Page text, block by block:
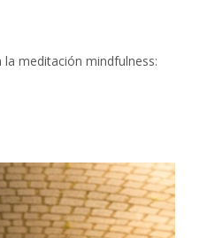
meditación mindfulness: